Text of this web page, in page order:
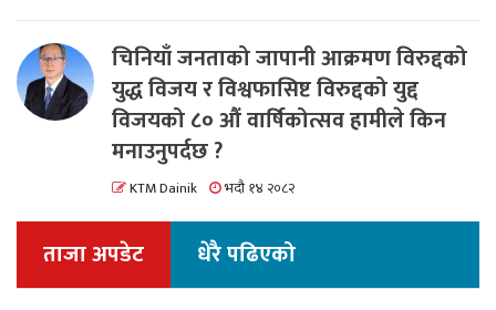
चिनियाँ जनताको जापानी आक्रमण विरुद्दको
युद्ध विजय र विश्वफासिष्ट विरुद्दको युद्द
विजयको ८० औं वार्षिकोत्सव हामीले किन
मनाउनुपर्दछ ?
KTM Dainik भदौ १४ २०८२
ताजा अपडेट धेरै पढिएको